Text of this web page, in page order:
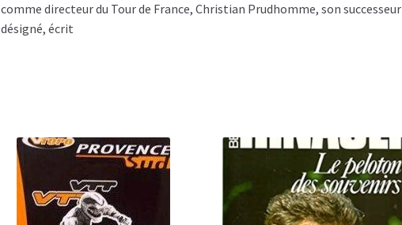
comme directeur du Tour de France, Christian Prudhomme, son successeur
désigné, écrit